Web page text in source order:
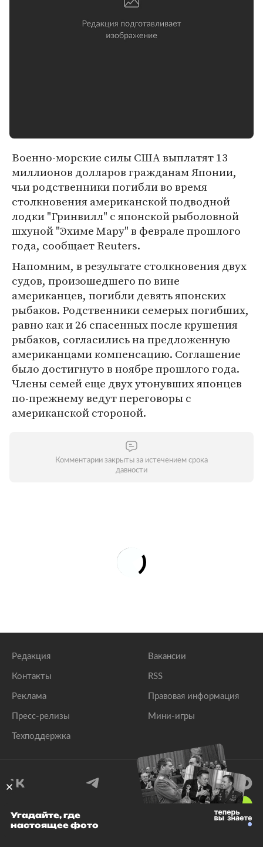
Военно-морские силы США выплатят 13
миллионов долларов гражданам Японии,
чьи родственники погибли во время
столкновения американской подводной
лодки "Гринвилл" с японской рыболовной
шхуной "Эхиме Мару" в феврале прошлого
года, сообщает Reuters.
Напомним, в результате столкновения двух
судов, произошедшего по вине
американцев, погибли девять японских
рыбаков. Родственники семерых погибших,
равно как и 26 спасенных после крушения
рыбаков, согласились на предложенную
американцами компенсацию. Соглашение
было достигнуто в ноябре прошлого года.
Члены семей еще двух утонувших японцев
по-прежнему ведут переговоры с
американской стороной.
Комментарии закрыты за истечением срока
давности
Редакция
Контакты
Реклама
Пресс-релизы
Техподдержка
Вакансии
RSS
Правовая информация
Мини-игры
© 1999–2026 Все права защищены.
Угадайте, где
настоящее фото